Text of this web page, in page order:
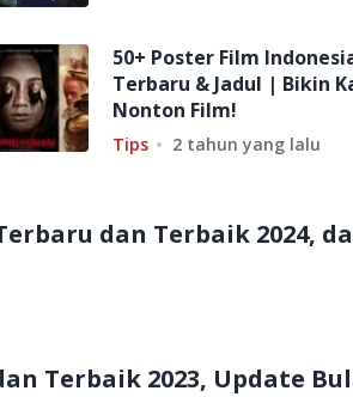
50+ Poster Film
Terbaru & Jadul | Bikin
Nonton Film!
Tips 2 tahun yang lalu
dan Terbaik 2024,
Terbaik 2023, Update